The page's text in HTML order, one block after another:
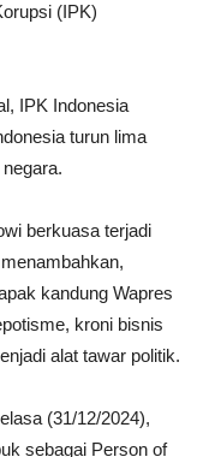
(IPK)
IPK Indonesia
turun lima
berkuasa terjadi
kandung Wapres
kroni bisnis
alat tawar politik.
(31/12/2024),
sebagai Person of